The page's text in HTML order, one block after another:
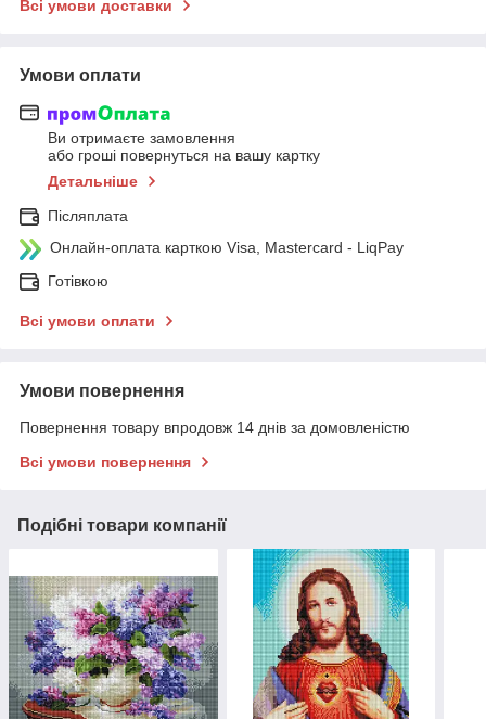
Всі умови доставки
Умови оплати
Ви отримаєте замовлення
або гроші повернуться на вашу картку
Детальніше
Післяплата
Онлайн-оплата карткою Visa, Mastercard - LiqPay
Готівкою
Всі умови оплати
Умови повернення
Повернення товару впродовж 14 днів за домовленістю
Всі умови повернення
Подібні товари компанії